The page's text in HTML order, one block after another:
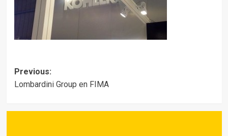
Post
navigation
Previous:
Lombardini Group en FIMA